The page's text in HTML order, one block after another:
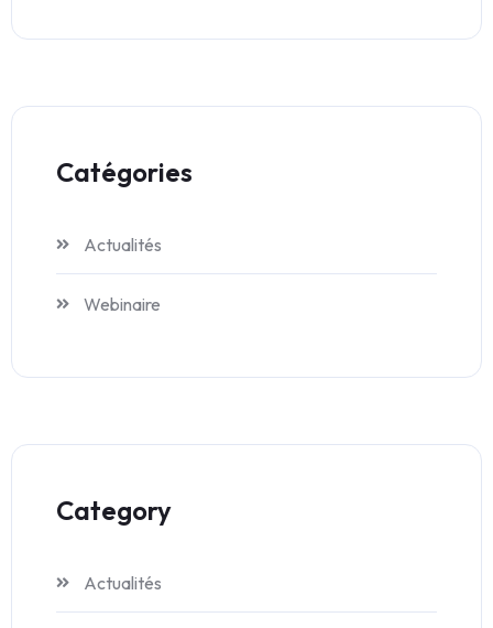
Catégories
Actualités
Webinaire
Category
Actualités